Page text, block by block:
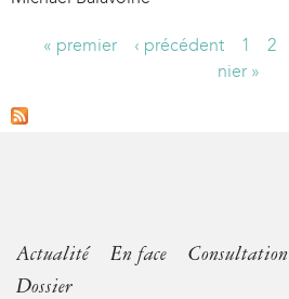
a
« premier ‹ précédent 1 2
nier »
Actualité En face Consultation
Dossier